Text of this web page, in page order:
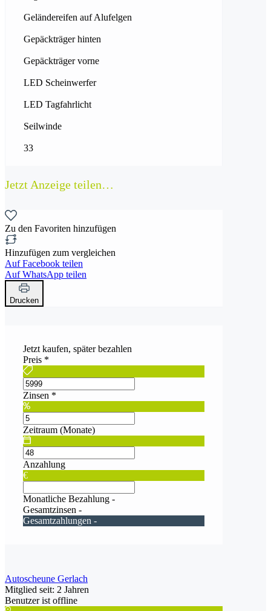
Geländereifen auf Alufelgen
Gepäckträger hinten
Gepäckträger vorne
LED Scheinwerfer
LED Tagfahrlicht
Seilwinde
33
Jetzt Anzeige teilen…
Zu den Favoriten hinzufügen
Hinzufügen zum vergleichen
Auf Facebook teilen
Auf WhatsApp teilen
Drucken
Jetzt kaufen, später bezahlen
Preis *
Zinsen *
Zeitraum (Monate)
Anzahlung
€
Monatliche Bezahlung -
Gesamtzinsen -
Gesamtzahlungen -
Autoscheune Gerlach
Mitglied seit: 2 Jahren
Benutzer ist offline